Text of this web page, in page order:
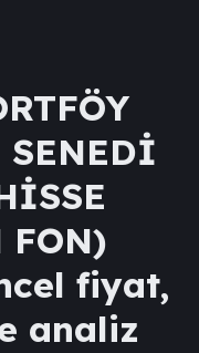
FON)
fiyat,
analiz